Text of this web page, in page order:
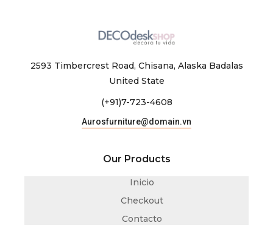
2593 Timbercrest Road, Chisana, Alaska Badalas
United State
(+91)7-723-4608
Aurosfurniture@domain.vn
Our Products
Inicio
Checkout
Contacto